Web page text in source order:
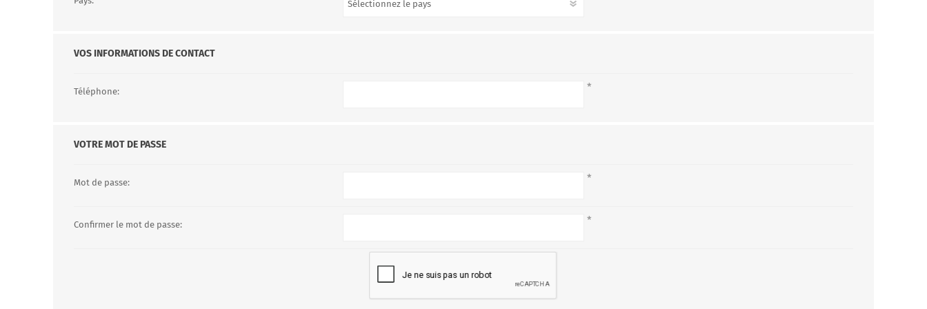
VOS INFORMATIONS DE CONTACT
Téléphone: *
VOTRE MOT DE PASSE
Mot de passe: *
Confirmer le mot de passe: *